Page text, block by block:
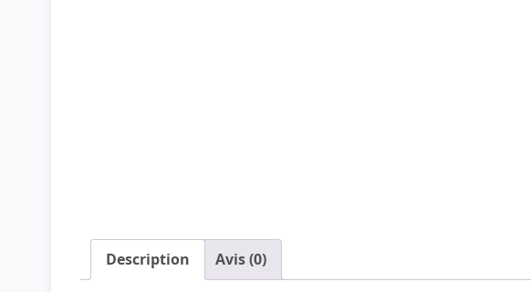
Description Avis (0)